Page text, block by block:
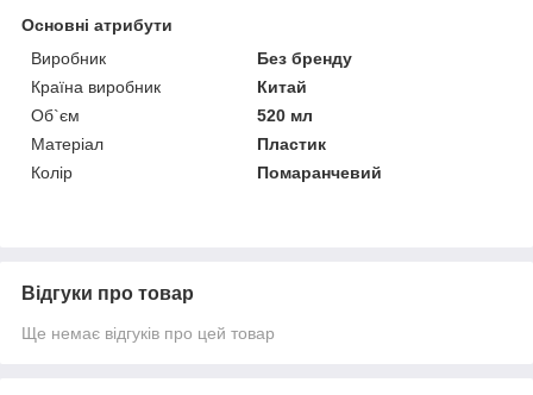
Основні атрибути
Виробник
Без бренду
Країна виробник
Китай
Об`єм
520 мл
Матеріал
Пластик
Колір
Помаранчевий
Відгуки про товар
Ще немає відгуків про цей товар